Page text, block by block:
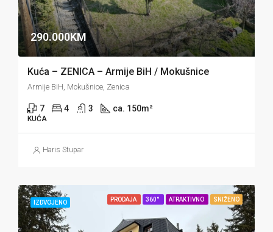
290.000KM
Kuća – ZENICA – Armije BiH / Mokušnice
Armije BiH, Mokušnice, Zenica
7 4 3 ca. 150m²
KUĆA
Haris Stupar
IZDVOJENO PRODAJA 360° ATRAKTIVNO SNIŽENO